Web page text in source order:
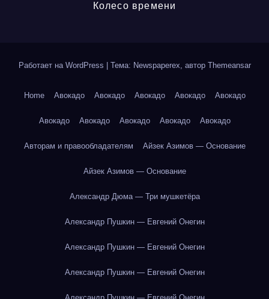
Колесо времени
Работает на WordPress Тема: Newspaperex, автор Themeansar
Home Авокадо Авокадо Авокадо Авокадо Авокадо
Авокадо Авокадо Авокадо Авокадо Авокадо
Авторам и правообладателям Айзек Азимов — Основание
Айзек Азимов — Основание
Александр Дюма — Три мушкетёра
Александр Пушкин — Евгений Онегин
Александр Пушкин — Евгений Онегин
Александр Пушкин — Евгений Онегин